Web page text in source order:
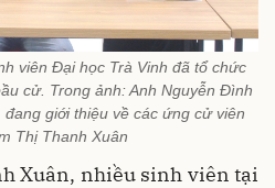
viên Đại học Trà Vinh đã tổ chức
cử. Trong ảnh: Anh Nguyễn Đình
giới thiệu về các ứng cử viên
Thị Thanh Xuân
Xuân, nhiều sinh viên tại